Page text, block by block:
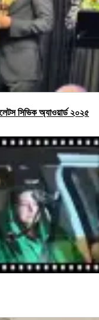
সিভিক অ্যাওয়ার্ড ২০২৫